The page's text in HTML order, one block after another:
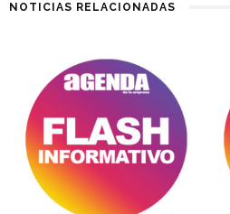
NOTICIAS RELACIONADAS